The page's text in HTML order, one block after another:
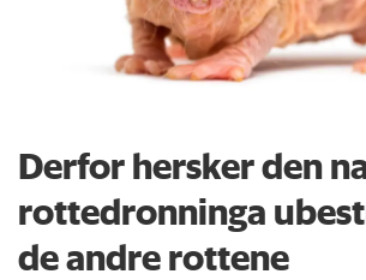
Derfor hersker den
rottedronninga
de andre rottene